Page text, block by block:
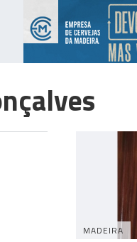
MADEIRA